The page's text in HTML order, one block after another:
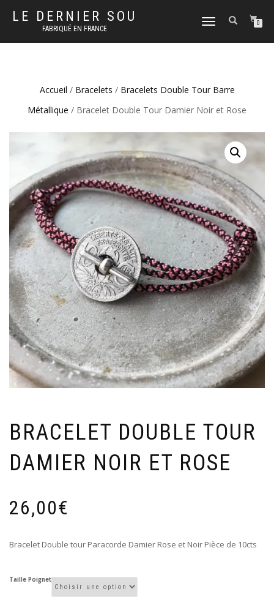
LE DERNIER SOU
FABRIQUÉ EN FRANCE
DÉPLIER
NAVIGATION
0
Accueil / Bracelets / Bracelets Double Tour Barre
Métallique / Bracelet Double Tour Damier Noir et Rose
BRACELET DOUBLE TOUR
DAMIER NOIR ET ROSE
26,00€
Bracelet Double tour Paracorde Damier Rose et Noir Pièce de 10cts
Taille Poignet